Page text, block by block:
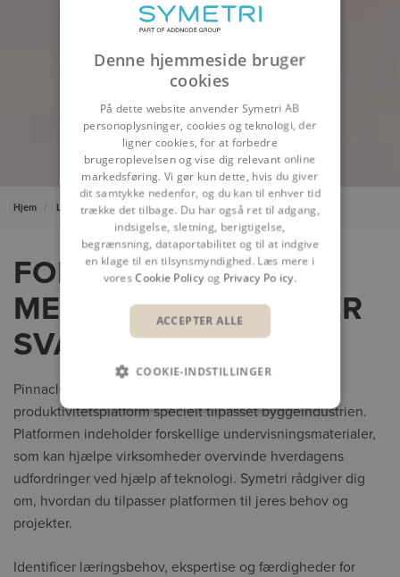
Hjem Løsninger Pinnacle Series (1)
FORBINDER
MENNESKER OG GIVER
SVAR
Pinnacle Series er en on-demand lærings- og
produktivitetsplatform specielt tilpasset byggeindustrien.
Platformen indeholder forskellige undervisningsmaterialer,
som kan hjælpe virksomheder overvinde hverdagens
udfordringer ved hjælp af teknologi. Symetri rådgiver dig
om, hvordan du tilpasser platformen til jeres behov og
projekter.
Identificer læringsbehov, ekspertise og færdigheder for
Denne hjemmeside bruger
cookies
På dette website anvender Symetri AB
personoplysninger, cookies og teknologi, der
ligner cookies, for at forbedre
brugeroplevelsen og vise dig relevant online
markedsføring. Vi gør kun dette, hvis du giver
dit samtykke nedenfor, og du kan til enhver tid
trække det tilbage. Du har også ret til adgang,
indsigelse, sletning, berigtigelse,
begrænsning, dataportabilitet og til at indgive
en klage til en tilsynsmyndighed. Læs mere i
voresCookie Policyog Privacy Policy.
ACCEPTER ALLE
COOKIE-INDSTILLINGER